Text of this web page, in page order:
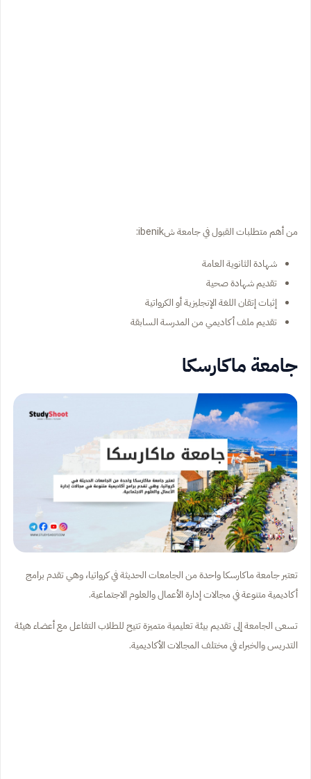
من أهم متطلبات القبول في جامعة شibenik:
شهادة الثانوية العامة
تقديم شهادة صحية
إثبات إتقان اللغة الإنجليزية أو الكرواتية
تقديم ملف أكاديمي من المدرسة السابقة
جامعة ماكارسكا
تعتبر جامعة ماكارسكا واحدة من الجامعات الحديثة في كرواتيا، وهي تقدم برامج
أكاديمية متنوعة في مجالات إدارة الأعمال والعلوم الاجتماعية.
تسعى الجامعة إلى تقديم بيئة تعليمية متميزة تتيح للطلاب التفاعل مع أعضاء هيئة
التدريس والخبراء في مختلف المجالات الأكاديمية.